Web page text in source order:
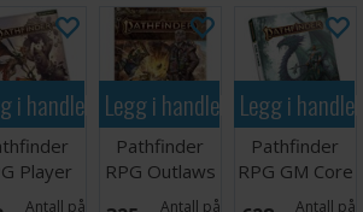
i handlekurven
Player
Core 2Antall på
Legg i handlekurven
Pathfinder
RPG Outlaws
of Alkenstar
Antall på
Legg i
Pathfinder
RPG GM Core
Antall på